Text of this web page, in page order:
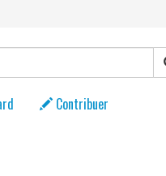
Contribuer